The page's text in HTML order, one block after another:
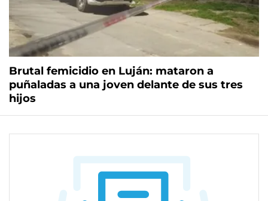
Brutal femicidio en Luján: mataron a
puñaladas a una joven delante de sus tres
hijos